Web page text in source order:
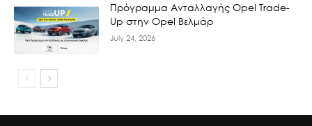
Πρόγραμμα Ανταλλαγής Opel Trade-
Up στην Opel Βελμάρ
July 24, 2026